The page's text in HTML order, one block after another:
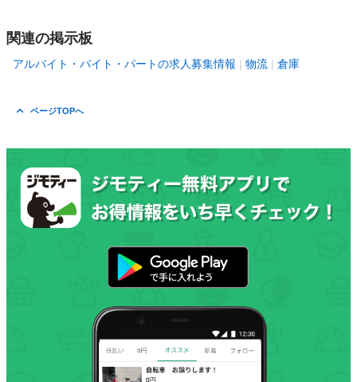
関連の掲示板
アルバイト・バイト・パートの求人募集情報 物流 倉庫
ページTOPへ